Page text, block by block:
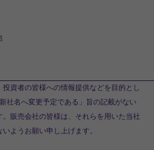
資者の皆様への情報提供などを目的とし
社名へ変更予定である」旨の記載がない
販売会社の皆様は、それらを用いた当社
ようお願い申し上げます。